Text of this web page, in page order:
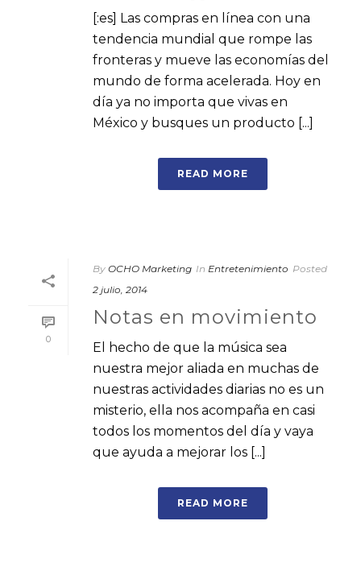
[:es] Las compras en línea con una
tendencia mundial que rompe las
fronteras y mueve las economías del
mundo de forma acelerada. Hoy en
día ya no importa que vivas en
México y busques un producto [...]
READ MORE
0
By OCHO Marketing In Entretenimiento Posted
2 julio, 2014
Notas en movimiento
El hecho de que la música sea
nuestra mejor aliada en muchas de
nuestras actividades diarias no es un
misterio, ella nos acompaña en casi
todos los momentos del día y vaya
que ayuda a mejorar los [...]
READ MORE